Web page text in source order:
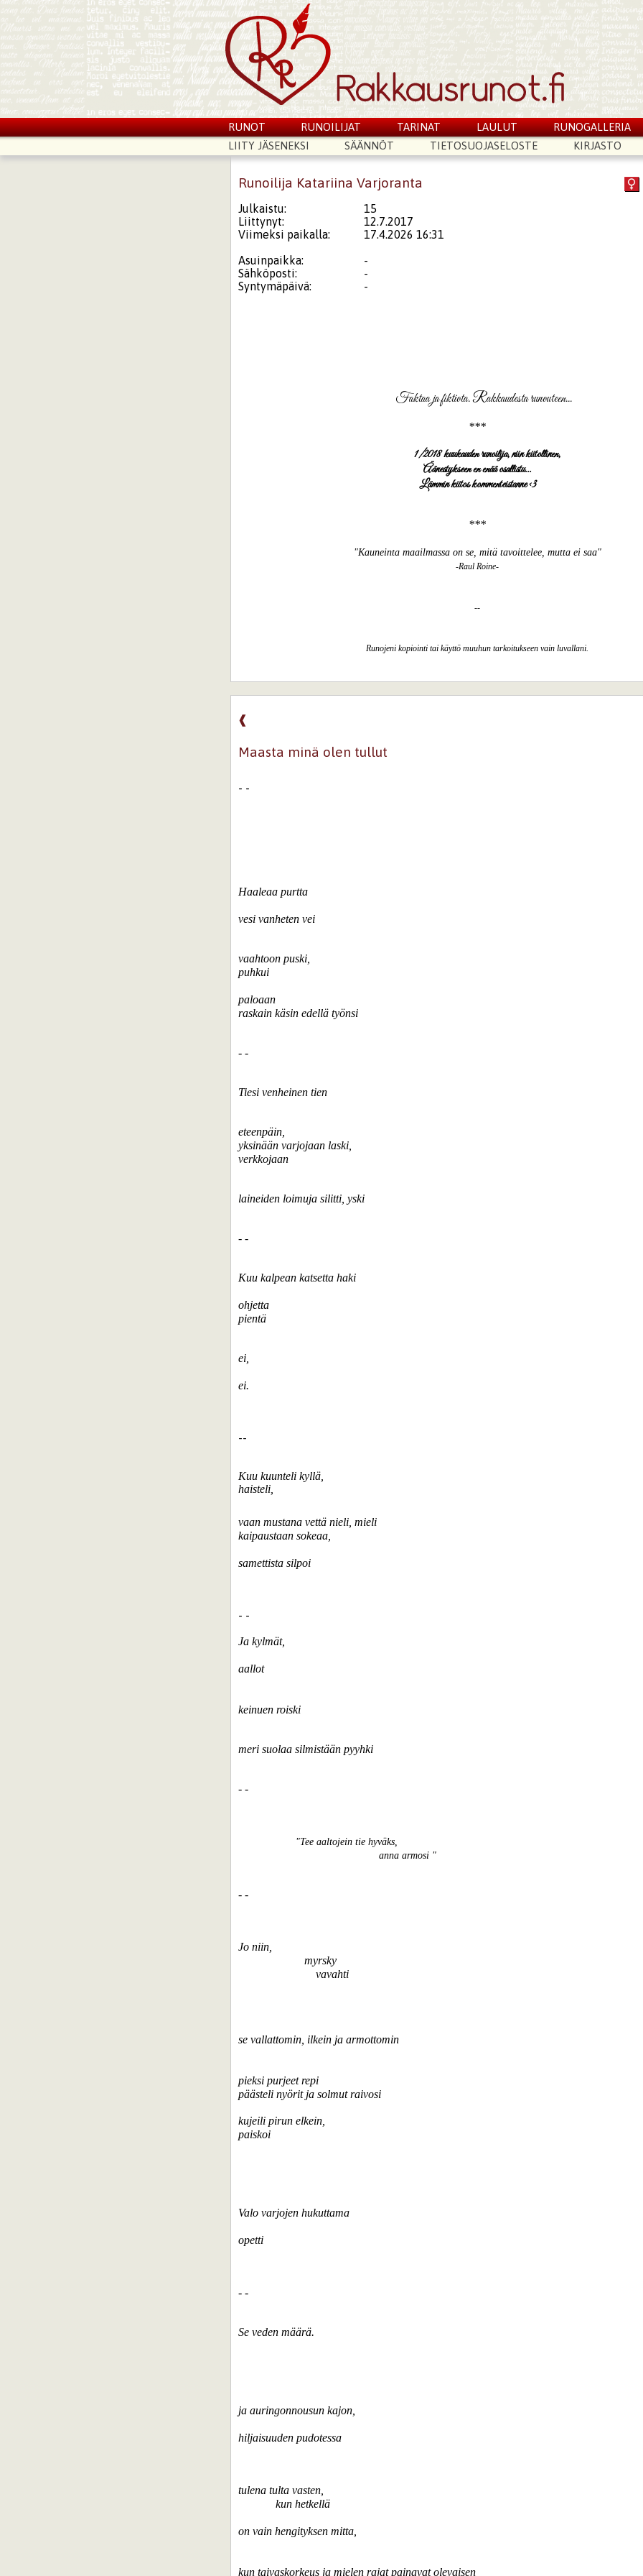
RUNOT RUNOILIJAT TARINAT LAULUT
RUNOGALLERIA
LIITY JÄSENEKSI
SÄÄNNÖT TIETOSUOJASELOSTE KIRJASTO
Runoilija Katariina Varjoranta
Julkaistu:
15
Liittynyt:
12.7.2017
Viimeksi paikalla:
17.4.2026 16:31
Asuinpaikka:
-
Sähköposti:
-
Syntymäpäivä:
-
Faktaa ja fiktiota. Rakkaudesta runouteen...
***
1/2018 kuukauden runoilija, niin kiitollinen,
Äänestykseen en enää osallistu...
Lämmin kiitos kommenteistanne <3
***
"Kauneinta maailmassa on se, mitä tavoittelee, mutta ei saa"
-Raul Roine-
--
Runojeni kopiointi tai käyttö muuhun tarkoitukseen vain luvallani.
❰
Maasta minä olen tullut
- -
Haaleaa purtta
vesi vanheten vei
vaahtoon puski,
puhkui
paloaan
raskain käsin edellä työnsi
- -
Tiesi venheinen tien
eteenpäin,
yksinään varjojaan laski,
verkkojaan
laineiden loimuja silitti, yski
- -
Kuu kalpean katsetta haki
ohjetta
pientä
ei,
ei.
--
Kuu kuunteli kyllä,
haisteli,
vaan mustana vettä nieli, mieli
kaipaustaan sokeaa,
samettista silpoi
- -
Ja kylmät,
aallot
keinuen roiski
meri suolaa silmistään pyyhki
- -
"Tee aaltojein tie hyväks,
anna armosi "
- -
Jo niin,
myrsky
vavahti
se vallattomin, ilkein ja armottomin
pieksi purjeet repi
päästeli nyörit ja solmut raivosi
kujeili pirun elkein,
paiskoi
Valo varjojen hukuttama
opetti
- -
Se veden määrä.
ja auringonnousun kajon,
hiljaisuuden pudotessa
tulena tulta vasten,
kun hetkellä
on vain hengityksen mitta,
kun taivaskorkeus ja mielen rajat painavat olevaisen